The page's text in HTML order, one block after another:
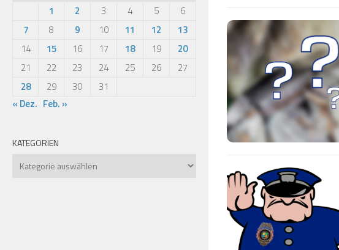
1
2 3 4 5
6
7
8 9 10 11 12
13
14
15 16 17 18 19
20
21
22 23 24 25 26
27
28
29 30
31
« Dez. Feb. »
KATEGORIEN
Kategorien